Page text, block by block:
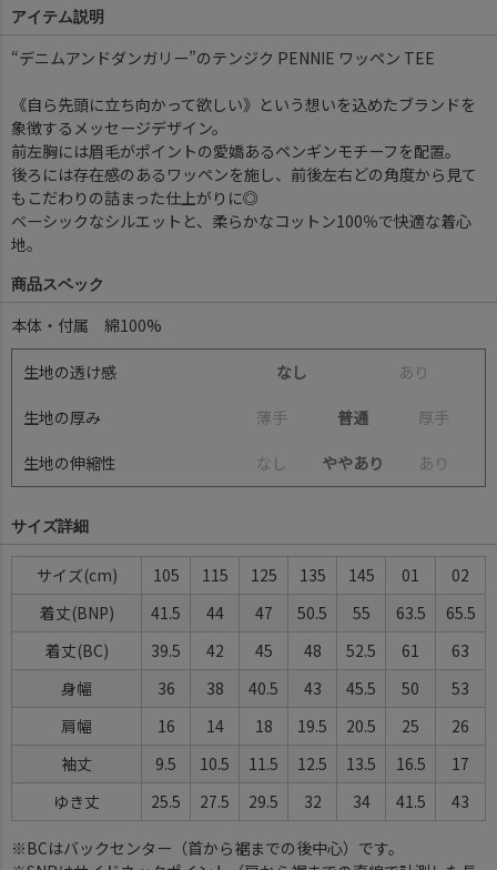
アイテム説明
“デニムアンドダンガリー”のテンジク PENNIE ワッペン TEE
《自ら先頭に立ち向かって欲しい》という想いを込めたブランドを
象徴するメッセージデザイン。
前左胸には眉毛がポイントの愛嬌あるペンギンモチーフを配置。
後ろには存在感のあるワッペンを施し、前後左右どの角度から見て
もこだわりの詰まった仕上がりに◎
ベーシックなシルエットと、柔らかなコットン100％で快適な着心
地。
商品スペック
本体・付属 綿100%
生地の透け感 なし あ り
生地の厚み 薄手 普通 厚手
生地の伸縮性 な し ややあり あ り
サイズ詳細
サイズ 105 115 125 135 145 01
02
着丈(BNP)
41.5 44 47 50.5 55 63.5
65.5
着丈(BC)
39.5 42 45 48 52.5 61
63
身幅
36 38 40.5 43 45.5 50
53
肩幅
16 14 18 19.5 20.5 25
26
袖丈
9.5 10.5 11.5 12.5 13.5 16.5
17
ゆき丈
25.5 27.5 29.5 32 34 41.5 43
※BCはバックセンター（首から裾までの後中心）です。